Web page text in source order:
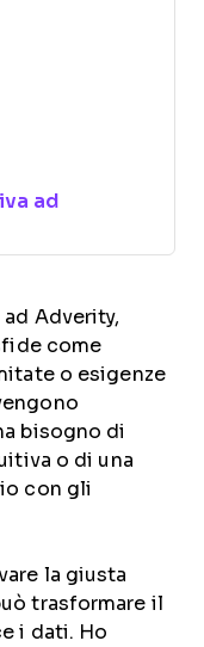
ad
Adverity,
come
o esigenze
bisogno di
o di una
con gli
la giusta
trasformare il
i dati. Ho